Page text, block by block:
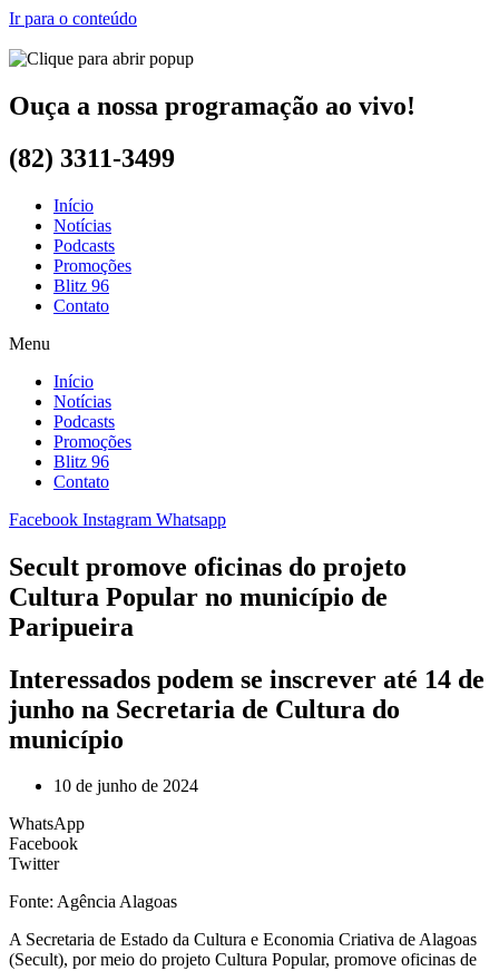
Ir para o conteúdo
Ouça a nossa programação ao vivo!
(82) 3311-3499
Início
Notícias
Podcasts
Promoções
Blitz 96
Contato
Menu
Início
Notícias
Podcasts
Promoções
Blitz 96
Contato
Facebook Instagram Whatsapp
Secult promove oficinas do projeto
Cultura Popular no município de
Paripueira
Interessados podem se inscrever até 14 de
junho na Secretaria de Cultura do
município
10 de junho de 2024
WhatsApp
Facebook
Twitter
Fonte: Agência Alagoas
A Secretaria de Estado da Cultura e Economia Criativa de Alagoas
(Secult), por meio do projeto Cultura Popular, promove oficinas de